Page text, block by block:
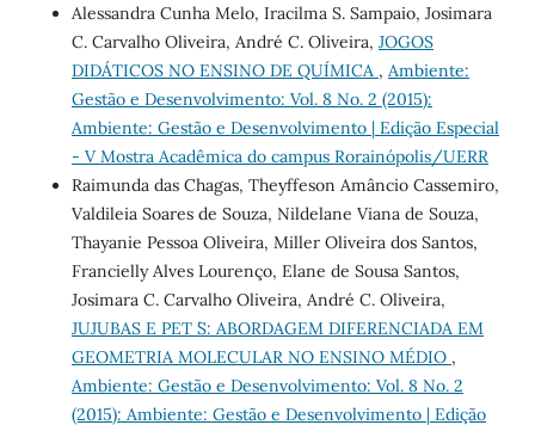
Alessandra Cunha Melo, Iracilma S. Sampaio, Josimara
C. Carvalho Oliveira, André C. Oliveira, JOGOS
DIDÁTICOS NO ENSINO DE QUÍMICA , Ambiente:
Gestão e Desenvolvimento: Vol. 8 No. 2 (2015):
Ambiente: Gestão e Desenvolvimento | Edição Especial
- V Mostra Acadêmica do campus Rorainópolis/UERR
Raimunda das Chagas, Theyffeson Amâncio Cassemiro,
Valdileia Soares de Souza, Nildelane Viana de Souza,
Thayanie Pessoa Oliveira, Miller Oliveira dos Santos,
Francielly Alves Lourenço, Elane de Sousa Santos,
Josimara C. Carvalho Oliveira, André C. Oliveira,
JUJUBAS E PET ́S: ABORDAGEM DIFERENCIADA EM
GEOMETRIA MOLECULAR NO ENSINO MÉDIO ,
Ambiente: Gestão e Desenvolvimento: Vol. 8 No. 2
(2015): Ambiente: Gestão e Desenvolvimento | Edição